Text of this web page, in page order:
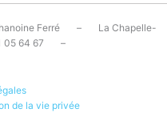
Ferré – La Chapelle-
05 64 67 –
de la vie privée